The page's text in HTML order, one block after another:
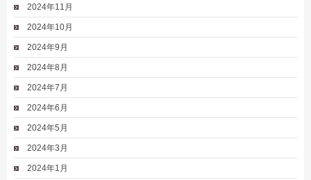
2024年11月
2024年10月
2024年9月
2024年8月
2024年7月
2024年6月
2024年5月
2024年3月
2024年1月